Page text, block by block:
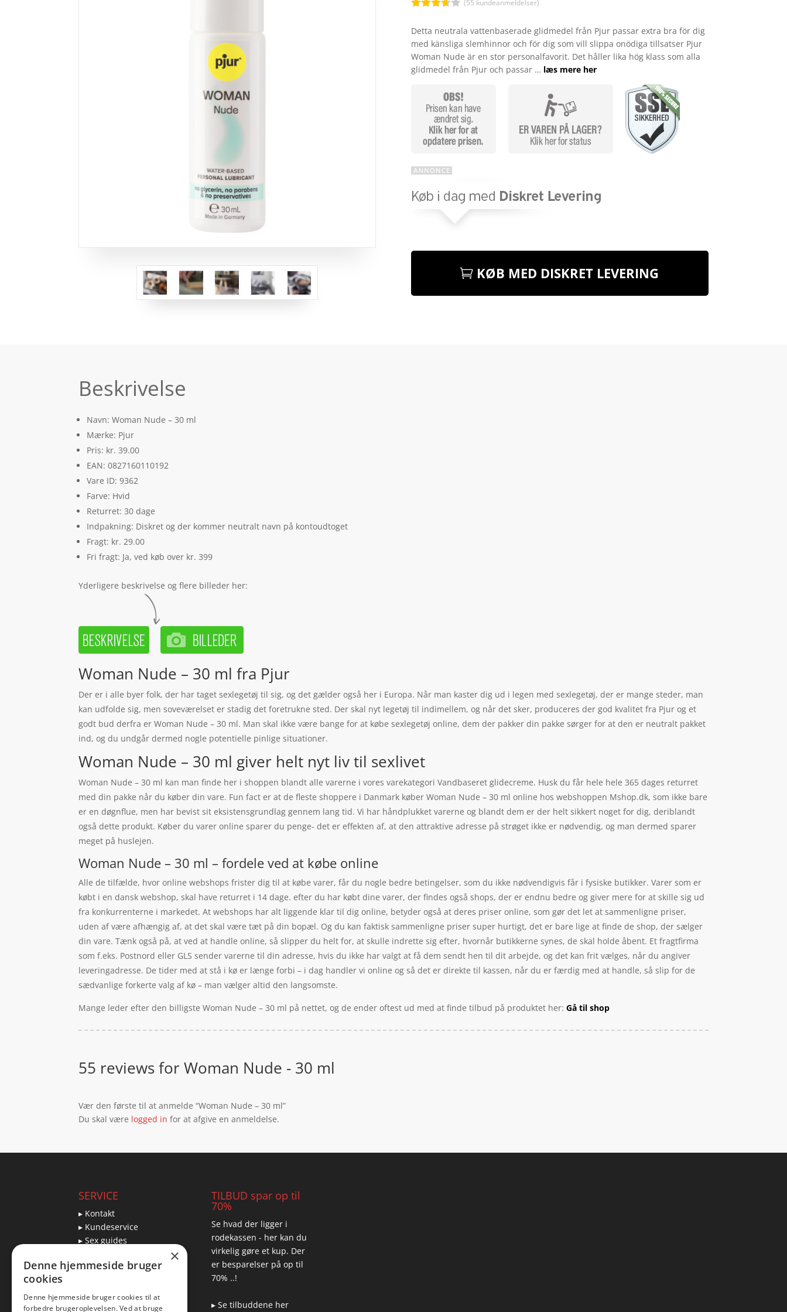
kr. 69,00.
3.6ud
af 5
baseret
på
kundebed
(55 kundeanmeldelser)
Detta neutrala vattenbaserade glidmedel från Pjur passar extra bra för dig
med känsliga slemhinnor och för dig som vill slippa onödiga tillsatser Pjur
Woman Nude är en stor personalfavorit. Det håller lika hög klass som alla
glidmedel från Pjur och passar … læs mere her
KØB MED DISKRET LEVERING
Beskrivelse
Navn: Woman Nude – 30 ml
Mærke: Pjur
Pris: kr. 39.00
EAN: 0827160110192
Vare ID: 9362
Farve: Hvid
Returret: 30 dage
Indpakning: Diskret og der kommer neutralt navn på kontoudtoget
Fragt: kr. 29.00
Fri fragt: Ja, ved køb over kr. 399
Yderligere beskrivelse og flere billeder her:
Woman Nude – 30 ml fra Pjur
Der er i alle byer folk, der har taget sexlegetøj til sig, og det gælder også her i Europa. Når man kaster dig ud i legen med sexlegetøj, der er mange steder, man
kan udfolde sig, men soveværelset er stadig det foretrukne sted. Der skal nyt legetøj til indimellem, og når det sker, produceres der god kvalitet fra Pjur og et
godt bud derfra er Woman Nude – 30 ml. Man skal ikke være bange for at købe sexlegetøj online, dem der pakker din pakke sørger for at den er neutralt pakket
ind, og du undgår dermed nogle potentielle pinlige situationer.
Woman Nude – 30 ml giver helt nyt liv til sexlivet
Woman Nude – 30 ml kan man finde her i shoppen blandt alle varerne i vores varekategori Vandbaseret glidecreme. Husk du får hele hele 365 dages returret
med din pakke når du køber din vare. Fun fact er at de fleste shoppere i Danmark køber Woman Nude – 30 ml online hos webshoppen Mshop.dk, som ikke bare
er en døgnflue, men har bevist sit eksistensgrundlag gennem lang tid. Vi har håndplukket varerne og blandt dem er der helt sikkert noget for dig, deriblandt
også dette produkt. Køber du varer online sparer du penge- det er effekten af, at den attraktive adresse på strøget ikke er nødvendig, og man dermed sparer
meget på huslejen.
Woman Nude – 30 ml – fordele ved at købe online
Alle de tilfælde, hvor online webshops frister dig til at købe varer, får du nogle bedre betingelser, som du ikke nødvendigvis får i fysiske butikker. Varer som er
købt i en dansk webshop, skal have returret i 14 dage. efter du har købt dine varer, der findes også shops, der er endnu bedre og giver mere for at skille sig ud
fra konkurrenterne i markedet. At webshops har alt liggende klar til dig online, betyder også at deres priser online, som gør det let at sammenligne priser,
uden af være afhængig af, at det skal være tæt på din bopæl. Og du kan faktisk sammenligne priser super hurtigt, det er bare lige at finde de shop, der sælger
din vare. Tænk også på, at ved at handle online, så slipper du helt for, at skulle indrette sig efter, hvornår butikkerne synes, de skal holde åbent. Et fragtfirma
som f.eks. Postnord eller GLS sender varerne til din adresse, hvis du ikke har valgt at få dem sendt hen til dit arbejde, og det kan frit vælges, når du angiver
leveringadresse. De tider med at stå i kø er længe forbi – i dag handler vi online og så det er direkte til kassen, når du er færdig med at handle, så slip for de
sædvanlige forkerte valg af kø – man vælger altid den langsomste.
Mange leder efter den billigste Woman Nude – 30 ml på nettet, og de ender oftest ud med at finde tilbud på produktet her:Gå til shop
55 reviews forWoman Nude - 30 ml
Vær den første til at anmelde “Woman Nude – 30 ml”
Du skal være logged in for at afgive en anmeldelse.
SERVICE
▸ Kontakt
▸ Kundeservice
▸ Sex guides
▸ Returnering
TILBUD spar op til
70%
Se hvad der ligger i
rodekassen - her kan du
virkelig gøre et kup. Der
er besparelser på op til
70% ..!
▸ Se tilbuddene her
×
Denne hjemmeside bruger
cookies
Denne hjemmeside bruger cookies til at
forbedre brugeroplevelsen. Ved at bruge